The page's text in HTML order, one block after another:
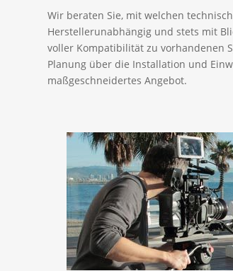
Wir beraten Sie, mit welchen
Herstellerunabhängig und stets mit
voller Kompatibilität zu vorhandenen
Planung über die Installation und
maßgeschneidertes Angebot.